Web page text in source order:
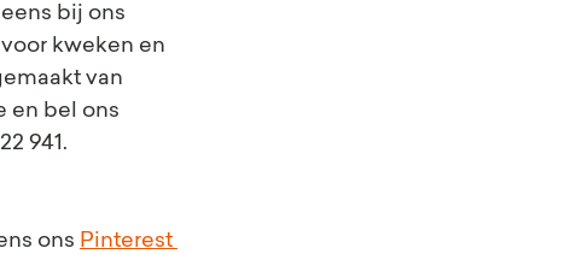
bij ons
kweken en
van
en bel ons
941.
ons Pinterest